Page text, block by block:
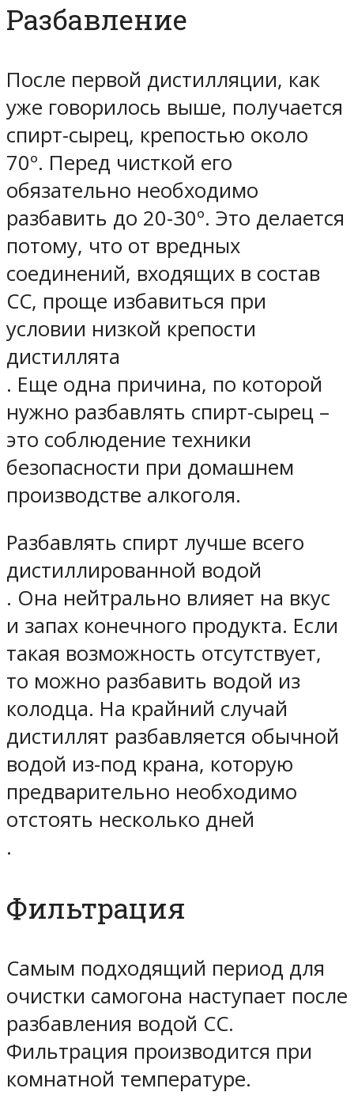
Разбавление
После первой дистилляции, как
уже говорилось выше, получается
спирт-сырец, крепостью около
70º. Перед чисткой его
обязательно необходимо
разбавить до 20-30º. Это делается
потому, что от вредных
соединений, входящих в состав
СС, проще избавиться при
условии низкой крепости
дистиллята
. Еще одна причина, по которой
нужно разбавлять спирт-сырец –
это соблюдение техники
безопасности при домашнем
производстве алкоголя.
Разбавлять спирт лучше всего
дистиллированной водой
. Она нейтрально влияет на вкус
и запах конечного продукта. Если
такая возможность отсутствует,
то можно разбавить водой из
колодца. На крайний случай
дистиллят разбавляется обычной
водой из-под крана, которую
предварительно необходимо
отстоять несколько дней
.
Фильтрация
Самым подходящий период для
очистки самогона наступает после
разбавления водой СС.
Фильтрация производится при
комнатной температуре.